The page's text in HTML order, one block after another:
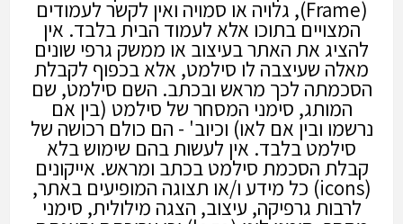
(Frame), גלויה או סמויה ואין לקשר לעמודים
המצויים בתוכו אלא לעמוד הבית בלבד. אין
להציג את האתר בעיצוב או ממשק גרפי שונים
מאלה שעיצבה לו סילמט, אלא בכפוף לקבלת
הסכמתה לכך מראש ובכתב. השם סילמט, שם
המותג, סימני המסחר של סילמט (בין אם
נרשמו ובין אם לאו) וכיוב' - הם כולם רכושה של
סילמט בלבד. אין לעשות בהם שימוש בלא
קבלת הסכמת סילמט בכתב ומראש. אייקונים
(icons) כל מידע ו/או תצוגה המופיעים באתר,
לרבות גרפיקה, עיצוב, הצגה מילולית, סימני